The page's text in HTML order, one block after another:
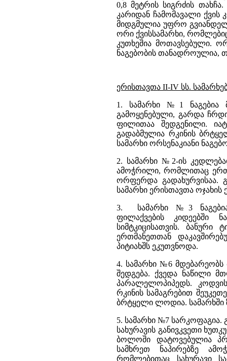
0,8 მეტრის სიგრძის
კარიდან ჩამომავალი ქვის
მიდგმულია უფრო
ორი ქვისსამარხი,
კუთხეშია მოთავსებული.
ნაგებობის თანადროულია,
ერისთავთა II-IV სს.
1. სამარხი №1 ნაგებია
გამოყენებული, გარდა
ფილითაა შედგენილი.
გადაბმულია რკინის
სამარხი ორსენაკიანი
2. სამარხი №2-ის
ამოჭრილი, რომლითაც
ორფერდა გადახურვისაა.
სამარხი ერისთავთა ოჯახის
3. სამარხი №3 ნაგებია
ფილაქვების კიდეებში
სიმტკიცისათვის.
ერთმანეთთან
პიტიახშს ეკუთვნოდა.
4. სამარხი №6 მდებარეობს
შედგება. ქვედა ნაწილი
პარალელოპიპედს.
რკინის სამაგრებით
ბრტყელი ლოდია. სამარხში
5. სამარხი №7
სახურავის განივკვეთი
ბოლოში დატოვებულია
სამხრეთ ნაპირებზე
რომლებითაც სახურავი